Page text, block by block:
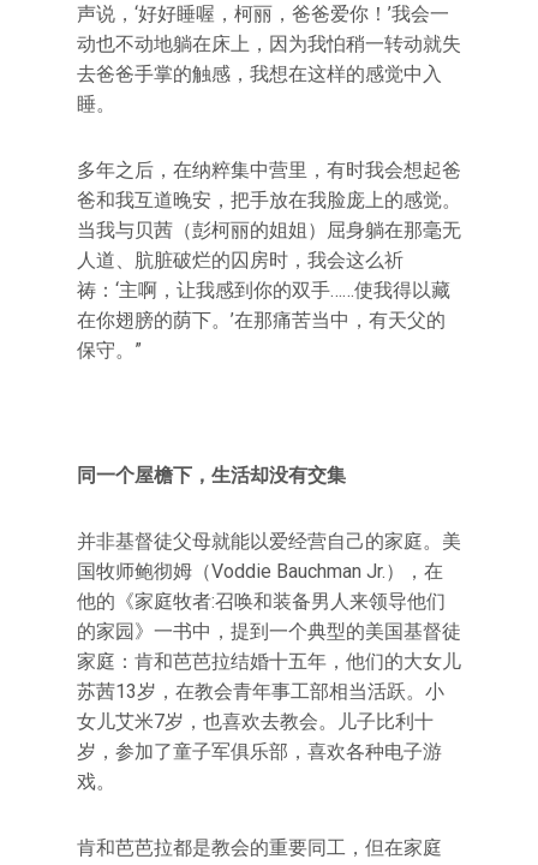
声说，‘好好睡喔，柯丽，爸爸爱你！’我会一
动也不动地躺在床上，因为我怕稍一转动就失
去爸爸手掌的触感，我想在这样的感觉中入
睡。
多年之后，在纳粹集中营里，有时我会想起爸
爸和我互道晚安，把手放在我脸庞上的感觉。
当我与贝茜（彭柯丽的姐姐）屈身躺在那毫无
人道、肮脏破烂的囚房时，我会这么祈
祷：‘主啊，让我感到你的双手……使我得以藏
在你翅膀的荫下。’在那痛苦当中，有天父的
保守。”
同一个屋檐下，生活却没有交集
并非基督徒父母就能以爱经营自己的家庭。美
国牧师鲍彻姆（Voddie Bauchman Jr.），在
他的《家庭牧者:召唤和装备男人来领导他们
的家园》一书中，提到一个典型的美国基督徒
家庭：肯和芭芭拉结婚十五年，他们的大女儿
苏茜13岁，在教会青年事工部相当活跃。小
女儿艾米7岁，也喜欢去教会。儿子比利十
岁，参加了童子军俱乐部，喜欢各种电子游
戏。
肯和芭芭拉都是教会的重要同工，但在家庭